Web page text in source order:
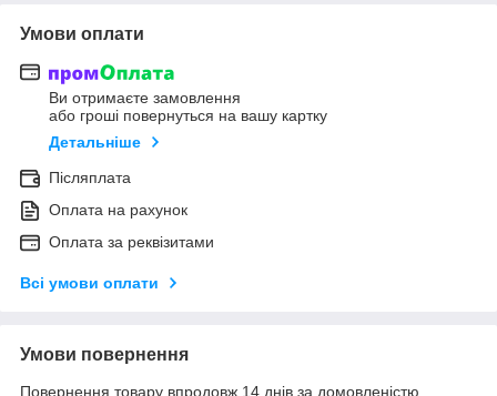
Умови оплати
Ви отримаєте замовлення
або гроші повернуться на вашу картку
Детальніше
Післяплата
Оплата на рахунок
Оплата за реквізитами
Всі умови оплати
Умови повернення
Повернення товару впродовж 14 днів за домовленістю